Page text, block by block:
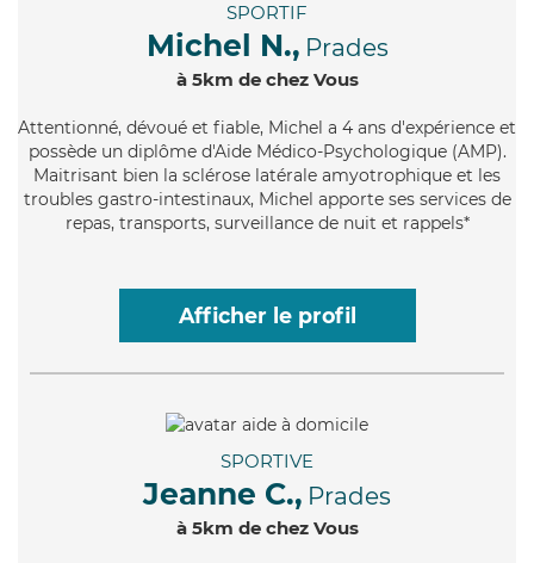
SPORTIF
Michel N., Prades
à 5km de chez Vous
Attentionné, dévoué et fiable, Michel a 4 ans d'expérience et
possède un diplôme d'Aide Médico-Psychologique (AMP).
Maitrisant bien la sclérose latérale amyotrophique et les
troubles gastro-intestinaux, Michel apporte ses services de
repas, transports, surveillance de nuit et rappels*
Afficher le profil
SPORTIVE
Jeanne C., Prades
à 5km de chez Vous